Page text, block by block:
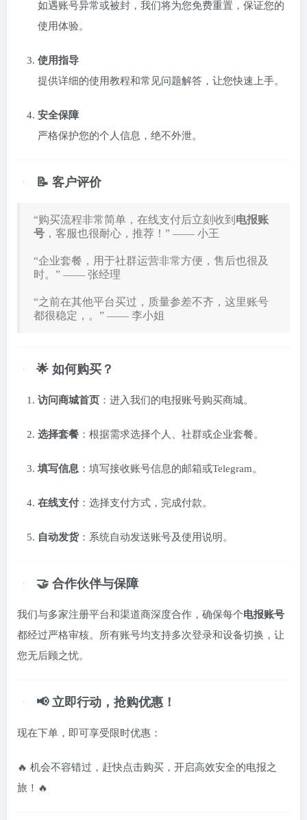
如遇账号异常或被封，我们将为您免费重置，保证您的
使用体验。
使用指导
提供详细的使用教程和常见问题解答，让您快速上手。
安全保障
严格保护您的个人信息，绝不外泄。
📝 客户评价
“购买流程非常简单，在线支付后立刻收到 电报账
号 ，客服也很耐心，推荐！” —— 小王
“企业套餐，用于社群运营非常方便，售后也很及
时。” —— 张经理
“之前在其他平台买过，质量参差不齐，这里账号
都很稳定，。” —— 李小姐
🌟 如何购买？
访问商城首页 ：进入我们的电报账号购买商城。
选择套餐 ：根据需求选择个人、社群或企业套餐。
填写信息 ：填写接收账号信息的邮箱或Telegram。
在线支付：选择支付方式，完成付款。
自动发货：系统自动发送账号及使用说明。
🤝 合作伙伴与保障
我们与多家注册平台和渠道商深度合作，确保每个电报账号
都经过严格审核。所有账号均支持多次登录和设备切换，让
您无后顾之忧。
📢 立即行动，抢购优惠！
现在下单，即可享受限时优惠：
🔥 机会不容错过，赶快点击购买，开启高效安全的电报之
旅！🔥